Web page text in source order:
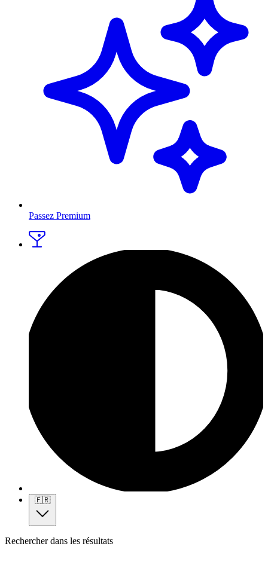
Passez Premium
🇫🇷
Rechercher dans les résultats